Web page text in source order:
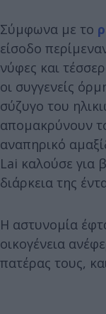
Σύμφωνα με το
είσοδο
νύφες και
οι συγγενείς
σύζυγο του
απομακρύνουν
αναπηρικό
Lai καλούσε για
διάρκεια της
Η αστυνομία
οικογένεια
πατέρας τους,